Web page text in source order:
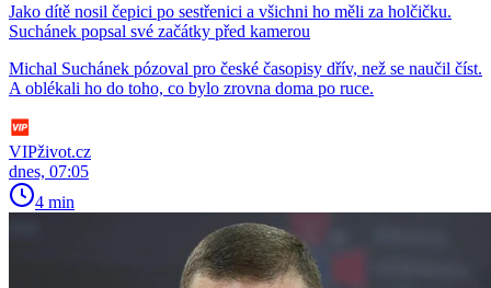
Jako dítě nosil čepici po sestřenici a všichni ho měli za holčičku.
Suchánek popsal své začátky před kamerou
Michal Suchánek pózoval pro české časopisy dřív, než se naučil číst.
A oblékali ho do toho, co bylo zrovna doma po ruce.
VIPživot.cz
dnes, 07:05
4 min